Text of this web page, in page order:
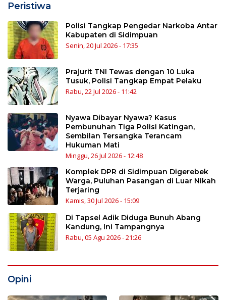
Peristiwa
Polisi Tangkap Pengedar Narkoba Antar
Kabupaten di Sidimpuan
Senin, 20 Jul 2026 - 17:35
Prajurit TNI Tewas dengan 10 Luka
Tusuk, Polisi Tangkap Empat Pelaku
Rabu, 22 Jul 2026 - 11:42
Nyawa Dibayar Nyawa? Kasus
Pembunuhan Tiga Polisi Katingan,
Sembilan Tersangka Terancam
Hukuman Mati
Minggu, 26 Jul 2026 - 12:48
Komplek DPR di Sidimpuan Digerebek
Warga, Puluhan Pasangan di Luar Nikah
Terjaring
Kamis, 30 Jul 2026 - 15:09
Di Tapsel Adik Diduga Bunuh Abang
Kandung, Ini Tampangnya
Rabu, 05 Agu 2026 - 21:26
Opini